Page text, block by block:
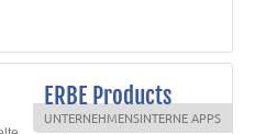
UNTERNEHMENSINTERNE APPS
ERBE Products